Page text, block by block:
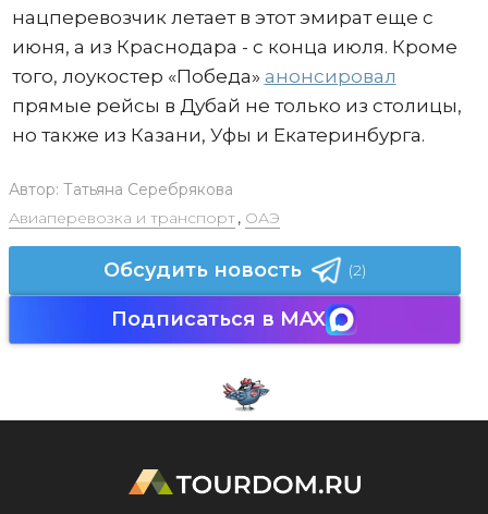
нацперевозчик летает в этот эмират еще с
июня, а из Краснодара - с конца июля. Кроме
того, лоукостер «Победа» анонсировал
прямые рейсы в Дубай не только из столицы,
но также из Казани, Уфы и Екатеринбурга.
Автор: Татьяна Серебрякова
Авиаперевозка и транспорт, ОАЭ
Обсудить новость (2)
Подписаться в MAX